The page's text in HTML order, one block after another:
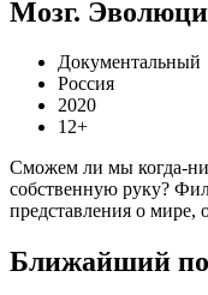
Мозг.
Документальный
Россия
2020
12+
Сможем ли мы когда-
собственную руку?
представления о мире,
Ближайший